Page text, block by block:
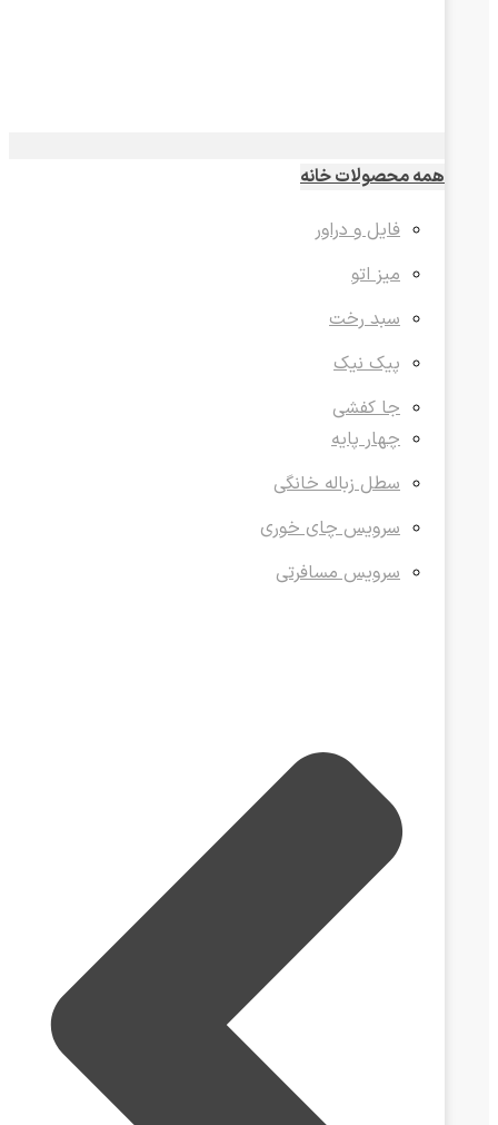
همه محصولات خانه
فایل و دراور
میز اتو
سبد رخت
پیک نیک
جا کفشی
چهار پایه
سطل زباله خانگی
سرویس چای خوری
سرویس مسافرتی